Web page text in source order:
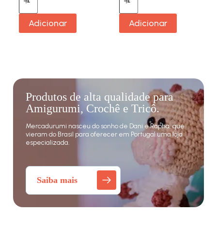
Adicionar Adicionar
Produtos de alta qualidade para
Amigurumi, Crochê e Tricô.
Mercadurumi nasceu do sonho de Dani e Rapha, que
vieram do Brasil para oferecer em Portugal uma loja
especializada.
Saiba mais